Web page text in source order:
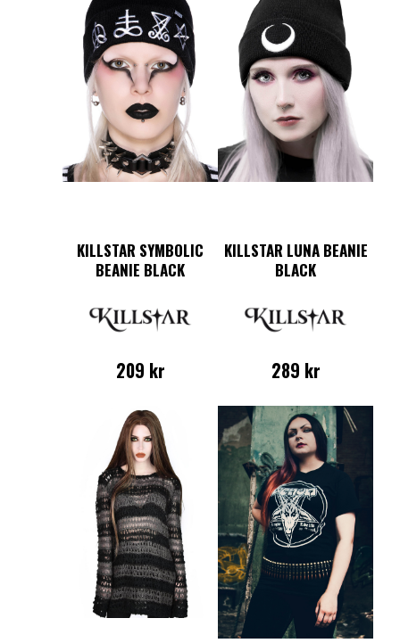
KILLSTAR SYMBOLIC
BEANIE BLACK
209 kr
KILLSTAR LUNA BEANIE
BLACK
289 kr